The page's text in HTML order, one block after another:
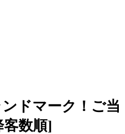
ドマーク！ご当
客数順]